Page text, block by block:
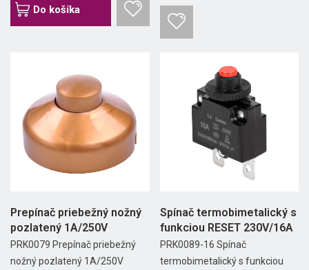
Do košíka
Prepínač priebežný nožný
pozlatený 1A/250V
PRK0079 Prepínač priebežný
nožný pozlatený 1A/250V
Spínač termobimetalický s
funkciou RESET 230V/16A
PRK0089-16 Spínač
termobimetalický s funkciou